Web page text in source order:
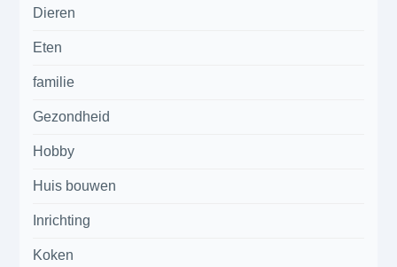
Dieren
Eten
familie
Gezondheid
Hobby
Huis bouwen
Inrichting
Koken